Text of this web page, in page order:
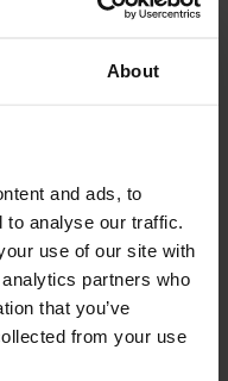
About
and ads, to
analyse our traffic.
use of our site with
partners who
that you’ve
from your use